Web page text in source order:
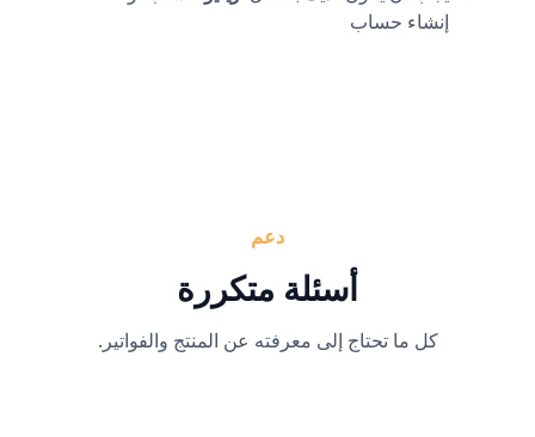
إنشاء حساب
دعم
أسئلة متكررة
كل ما تحتاج إلى معرفته عن المنتج والفواتير.